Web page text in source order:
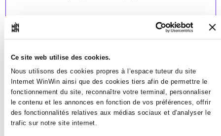
Ce site web utilise des cookies.
Nous utilisons des cookies propres à l’espace tuteur du site
Internet WinWin ainsi que des cookies tiers afin de permettre le
fonctionnement du site, reconnaître votre terminal, personnaliser
le contenu et les annonces en fonction de vos préférences, offrir
des fonctionnalités relatives aux médias sociaux et d'analyser le
trafic sur notre site internet.
2
L'apprenti est capable
d'organiser des missions de
manière autonome et de suivre
ensuite l'accomplissement des
missions.